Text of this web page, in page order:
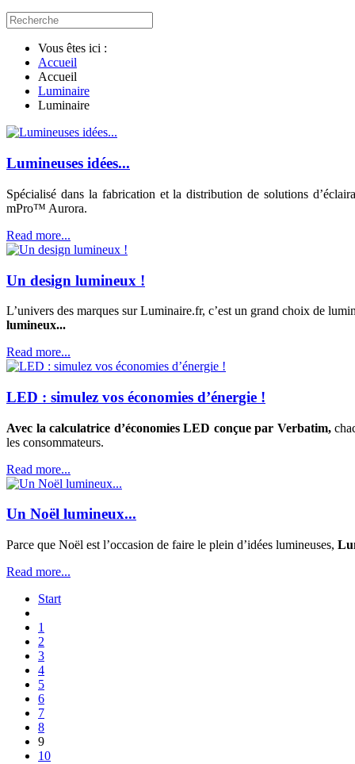
Vous êtes ici :
Accueil
Accueil
Luminaire
Luminaire
Lumineuses idées...
Spécialisé dans la fabrication et la distribution de solutions
mPro™ Aurora.
Read more...
Un design lumineux !
L’univers des marques sur Luminaire.fr, c’est un grand choix de
lumineux...
Read more...
LED : simulez vos économies d’énergie !
Avec la calculatrice d’économies LED conçue par Verbatim,
les consommateurs.
Read more...
Un Noël lumineux...
Parce que Noël est l’occasion de faire le plein d’idées lumineuses,
Read more...
Start
1
2
3
4
5
6
7
8
9
10